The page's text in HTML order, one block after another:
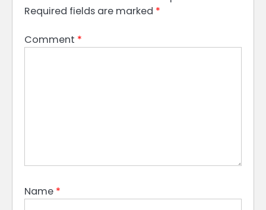
Required fields are marked *
Comment *
Name *